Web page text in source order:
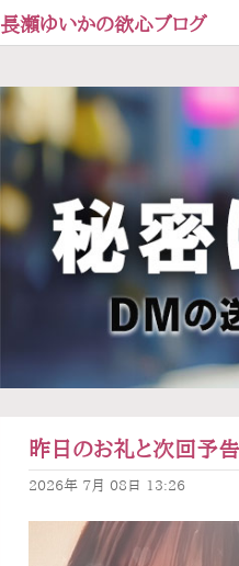
長瀬ゆいかの欲心ブログ
昨日のお礼と次回予
2026年 7月 08日 13:26